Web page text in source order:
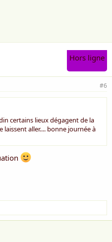
Hors ligne
#6
certains lieux dégagent de la
laissent aller.... bonne journée à